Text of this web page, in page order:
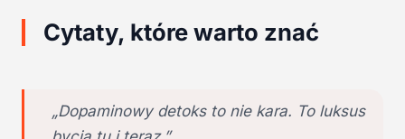
Cytaty, które warto znać
„Dopaminowy detoks to nie kara. To luksus